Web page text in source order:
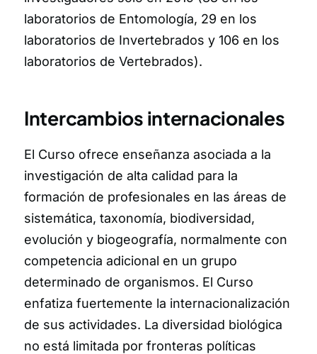
laboratorios de Entomología, 29 en los
laboratorios de Invertebrados y 106 en los
laboratorios de Vertebrados).
Intercambios internacionales
El Curso ofrece enseñanza asociada a la
investigación de alta calidad para la
formación de profesionales en las áreas de
sistemática, taxonomía, biodiversidad,
evolución y biogeografía, normalmente con
competencia adicional en un grupo
determinado de organismos. El Curso
enfatiza fuertemente la internacionalización
de sus actividades. La diversidad biológica
no está limitada por fronteras políticas